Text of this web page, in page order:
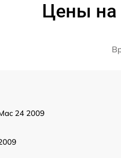
Цены на
24 2009